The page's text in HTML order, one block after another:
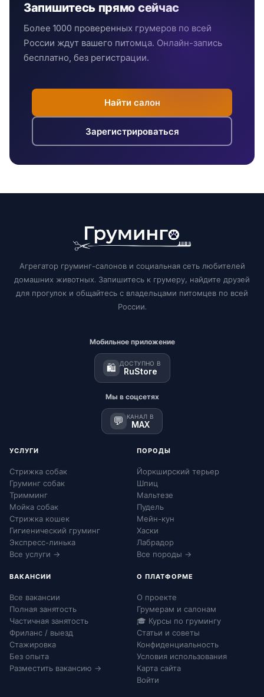
Запишитесь прямо сейчас
Более 1000 проверенных грумеров по всей
России ждут вашего питомца. Онлайн-запись
бесплатно, без регистрации.
Найти салон
Зарегистрироваться
Агрегатор груминг-салонов и социальная сеть любителей
домашних животных. Запишитесь к грумеру, найдите друзей
для прогулок и общайтесь с владельцами питомцев по всей
России.
Мобильное приложение
🛍️ ДОСТУПНО В
RuStore
Мы в соцсетях
💬 КАНАЛ В
MAX
УСЛУГИ
Стрижка собак
Груминг собак
Тримминг
Мойка собак
Стрижка кошек
Гигиенический груминг
Экспресс-линька
Все услуги →
ПОРОДЫ
Йоркширский терьер
Шпиц
Мальтезе
Пудель
Мейн-кун
Хаски
Лабрадор
Все породы →
ВАКАНСИИ
Все вакансии
Полная занятость
Частичная занятость
Фриланс / выезд
Стажировка
Без опыта
Разместить вакансию →
О ПЛАТФОРМЕ
О проекте
Грумерам и салонам
🎓 Курсы по грумингу
Статьи и советы
Конфиденциальность
Условия использования
Карта сайта
Войти